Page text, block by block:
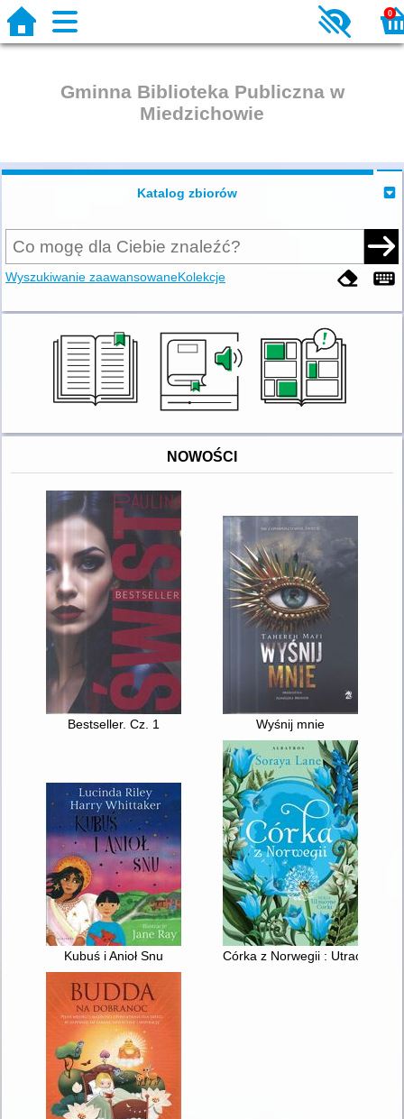
0
Gminna Biblioteka Publiczna w
Miedzichowie
Katalog zbiorów
Wyszukiwanie zaawansowaneKolekcje
NOWOŚCI
Bestseller. Cz. 1 Wyśnij mnie
Kubuś i Anioł Snu Córka z Norwegii : Utracone